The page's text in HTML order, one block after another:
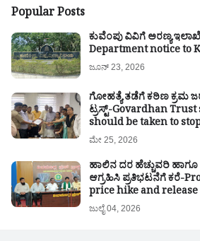
Popular Posts
ಕುವೆಂಪು ವಿವಿಗೆ ಅರಣ್ಯ
Department notice to
ಜೂನ್ 23, 2026
ಗೋಹತ್ಯೆ ತಡೆಗೆ ಕಠಿಣ ಕ್ರಮ
ಟ್ರಸ್ಟ್-Govardhan
should be taken to
ಮೇ 25, 2026
ಹಾಲಿನ ದರ ಹೆಚ್ಚುವರಿ ಹಾಗೂ
ಆಗ್ರಹಿಸಿ ಪ್ರತಿಭಟನೆಗೆ ಕರೆ-
price hike and
ಜುಲೈ 04, 2026